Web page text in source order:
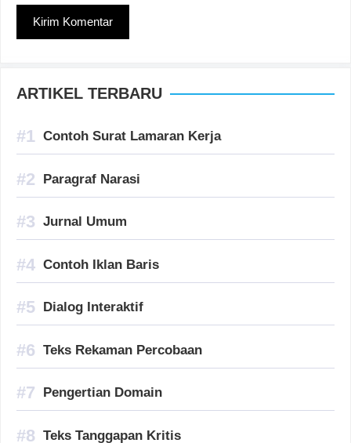
ARTIKEL TERBARU
Contoh Surat Lamaran Kerja
Paragraf Narasi
Jurnal Umum
Contoh Iklan Baris
Dialog Interaktif
Teks Rekaman Percobaan
Pengertian Domain
Teks Tanggapan Kritis